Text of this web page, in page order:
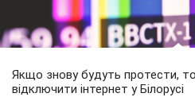
Якщо знову будуть протести,
відключити інтернет у Білорусі